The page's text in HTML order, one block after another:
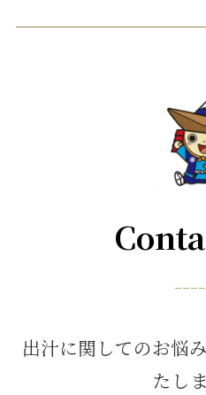
出汁に関してのお悩
たしま